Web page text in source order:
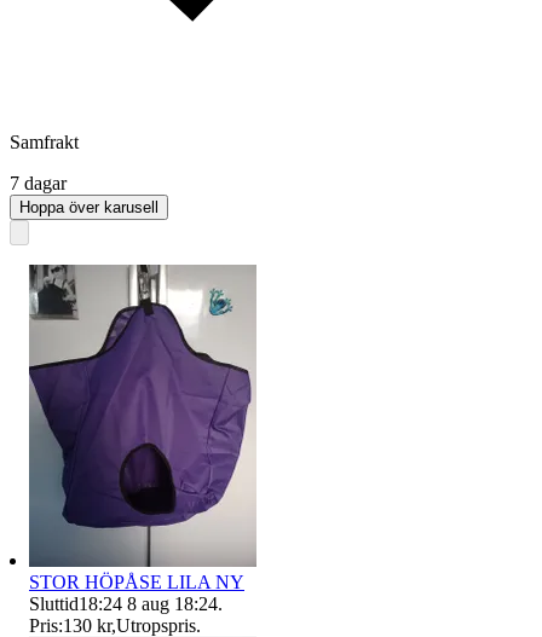
Samfrakt
7 dagar
Hoppa över karusell
STOR HÖPÅSE LILA NY
Sluttid18:24 8 aug 18:24.
Pris:130 kr,Utropspris.